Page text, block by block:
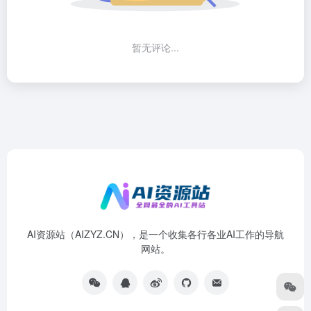
暂无评论...
AI资源站（AIZYZ.CN），是一个收集各行各业AI工作的导航
网站。